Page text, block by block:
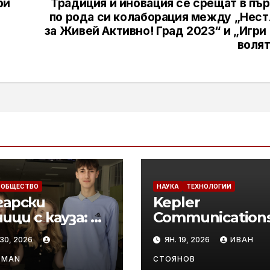
Традиция и иновация се срещат в
по рода си колаборация между
за Живей Активно! Град 2023“ и „Игри
ОБЩЕСТВО
с кауза: да
на
си
2026
НАУКА ТЕХНОЛОГИИ
Kepler
изстреля най-
големия
сателитен
ЯН. 19, 2026 ИВАН
СТОЯНОВ